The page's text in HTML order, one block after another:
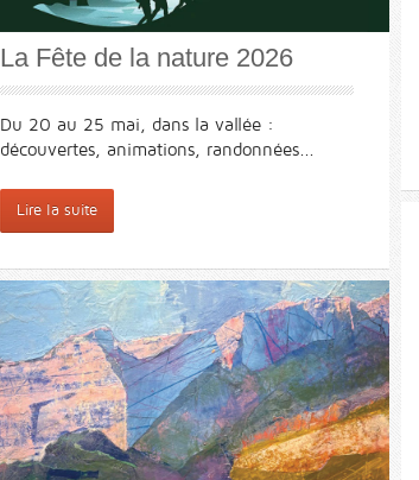
La Fête de la nature 2026
Du 20 au 25 mai, dans la vallée :
découvertes, animations, randonnées...
Lire la suite